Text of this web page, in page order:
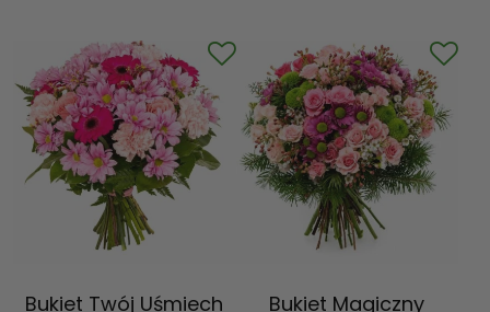
Bukiet Twój Uśmiech Bukiet Magiczny